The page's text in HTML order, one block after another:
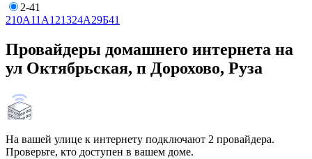
2-41
210А11А121324А29Б41
Провайдеры домашнего интернета на
ул Октябрьская, п Дорохово, Руза
На вашей улице к интернету подключают 2 провайдера.
Проверьте, кто доступен в вашем доме.